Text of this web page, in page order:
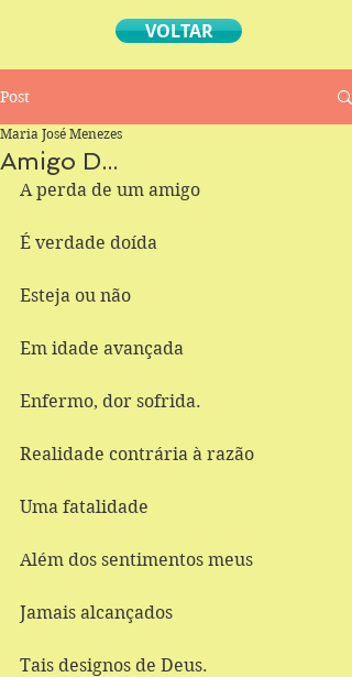
VOLTAR
Post
Amigo D...
Maria José Menezes
A perda de um amigo
É verdade doída
Esteja ou não
Em idade avançada
Enfermo, dor sofrida.
Realidade contrária à razão
Uma fatalidade
Além dos sentimentos meus
Jamais alcançados
Tais designos de Deus.